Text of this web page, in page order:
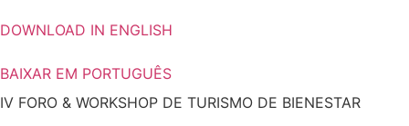
DOWNLOAD IN ENGLISH
BAIXAR EM PORTUGUÊS
IV FORO & WORKSHOP DE TURISMO DE BIENESTAR​